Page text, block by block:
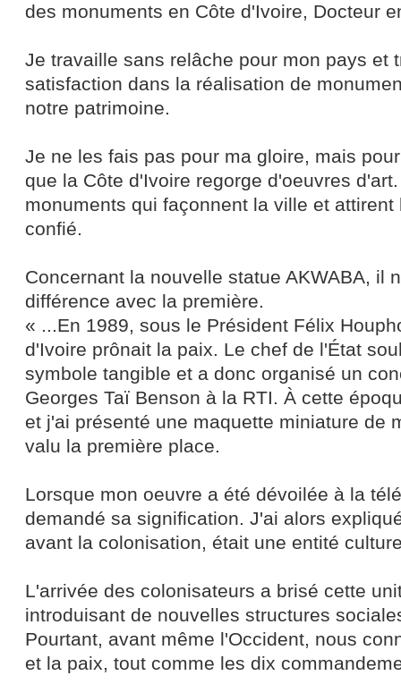
des monuments en Côte d'Ivoire, Docteur
Je travaille sans relâche pour mon pays et
satisfaction dans la réalisation de
notre patrimoine.
Je ne les fais pas pour ma gloire, mais
que la Côte d'Ivoire regorge d'oeuvres
monuments qui façonnent la ville et
confié.
Concernant la nouvelle statue AKWABA, il
différence avec la première.
« ...En 1989, sous le Président Félix
d'Ivoire prônait la paix. Le chef de l'État
symbole tangible et a donc organisé un
Georges Taï Benson à la RTI. À cette
et j'ai présenté une maquette miniature de
valu la première place.
Lorsque mon oeuvre a été dévoilée à la
demandé sa signification. J'ai alors
avant la colonisation, était une entité
L'arrivée des colonisateurs a brisé cette
introduisant de nouvelles structures
Pourtant, avant même l'Occident, nous
et la paix, tout comme les dix